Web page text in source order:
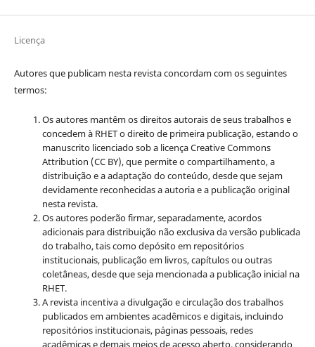
Licença
Autores que publicam nesta revista concordam com os seguintes
termos:
Os autores mantêm os direitos autorais de seus trabalhos e
concedem à RHET o direito de primeira publicação, estando o
manuscrito licenciado sob a licençaCreative Commons
Attribution (CC BY), que permite o compartilhamento, a
distribuição e a adaptação do conteúdo, desde que sejam
devidamente reconhecidas a autoria e a publicação original
nesta revista.
Os autores poderão firmar, separadamente, acordos
adicionais para distribuição não exclusiva da versão publicada
do trabalho, tais como depósito em repositórios
institucionais, publicação em livros, capítulos ou outras
coletâneas, desde que seja mencionada a publicação inicial na
RHET.
A revista incentiva a divulgação e circulação dos trabalhos
publicados em ambientes acadêmicos e digitais, incluindo
repositórios institucionais, páginas pessoais, redes
acadêmicas e demais meios de acesso aberto, considerando